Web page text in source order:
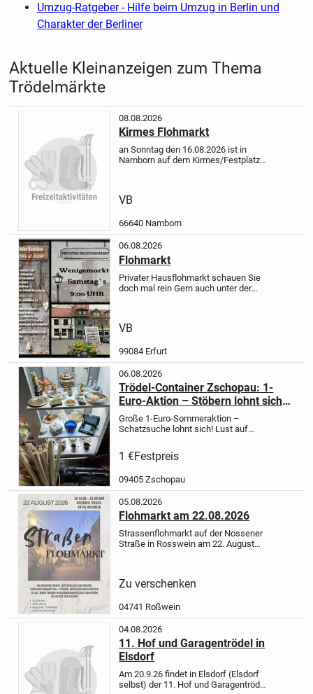
Umzug-Ratgeber - Hilfe beim Umzug in Berlin und
Charakter der Berliner
Aktuelle Kleinanzeigen zum Thema
Trödelmärkte
08.08.2026
Kirmes Flohmarkt
an Sonntag den 16.08.2026 ist in
Namborn auf dem Kirmes/Festplatz
5€Jeder kann mitmachen
VB
66640 Namborn
06.08.2026
Flohmarkt
Privater Hausflohmarkt schauen Sie
doch mal rein Gern auch unter der
Mäntel
VB
99084 Erfurt
06.08.2026
Trödel-Container Zschopau: 1-
Euro-Aktion – Stöbern lohnt sich!
Von Pokemon bis Antik!
Große 1-Euro-Sommeraktion –
Schatzsuche lohnt sich! Lust auf
jedes Teil nur 1 Euro – ganz egal was!
Ob Haushaltswaren, Gläser, Vasen,
1 €Festpreis
09405 Zschopau
05.08.2026
Flohmarkt am 22.08.2026
Strassenflohmarkt auf der Nossener
Straße in Rosswein am 22. August
mitmachen möchte, bitte in der
Zu verschenken
04741 Roßwein
04.08.2026
11. Hof und Garagentrödel in
Elsdorf
Am 20.9.26 findet in Elsdorf (Elsdorf
selbst) der 11. Hof und Garagentrödel